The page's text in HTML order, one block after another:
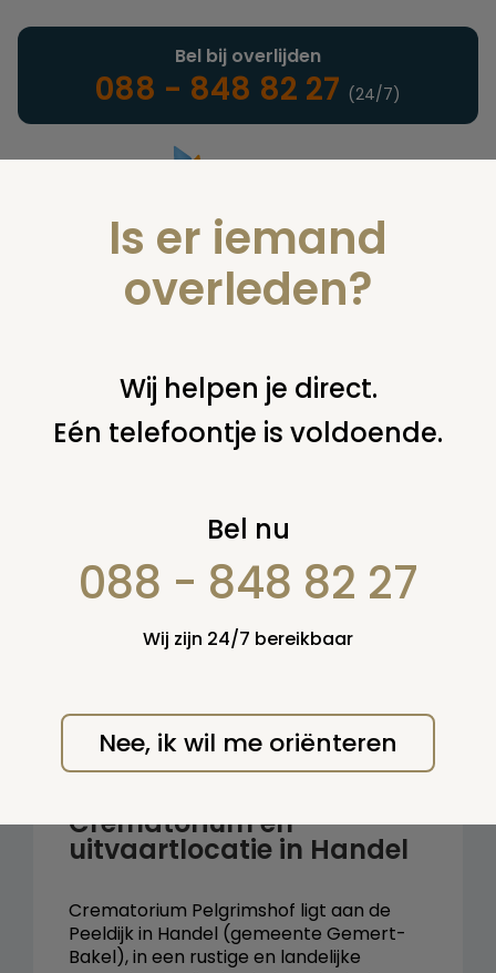
Landelijke uitvaartonderneming
Bel bij overlijden
088 - 848 82 27 (24/7)
Vind een onderneming of
instelling
Zoeken
Terug naar overzicht
Pelgrimshof
Crematorium en
uitvaartlocatie in Handel
Crematorium Pelgrimshof ligt aan de
Peeldijk in Handel (gemeente Gemert-
Bakel), in een rustige en landelijke
Is er iemand
overleden?
Wij helpen je direct.
Eén telefoontje is voldoende.
Bel nu
088 - 848 82 27
Wij zijn 24/7 bereikbaar
Nee, ik wil me oriënteren